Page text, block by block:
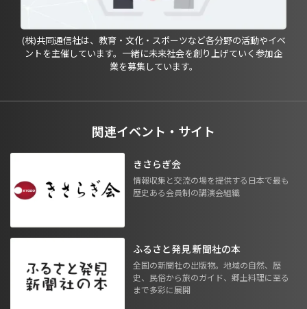
(株)共同通信社は、教育・文化・スポーツなど各分野の活動やイベ
ントを主催しています。一緒に未来社会を創り上げていく参加企
業を募集しています。
関連イベント・サイト
きさらぎ会
情報収集と交流の場を提供する日本で最も
歴史ある会員制の講演会組織
ふるさと発見 新聞社の本
全国の新聞社の出版物。地域の自然、歴
史、民俗から旅のガイド、郷土料理に至る
まで多彩に展開